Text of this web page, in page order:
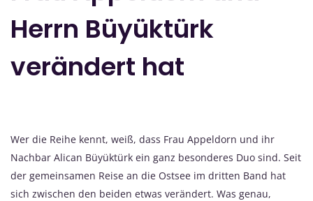
Herrn Büyüktürk
verändert hat
Wer die Reihe kennt, weiß, dass Frau Appeldorn und ihr
Nachbar Alican Büyüktürk ein ganz besonderes Duo sind. Seit
der gemeinsamen Reise an die Ostsee im dritten Band hat
sich zwischen den beiden etwas verändert. Was genau,